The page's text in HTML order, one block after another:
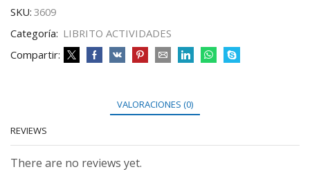
SKU: 3609
Categoría: LIBRITO ACTIVIDADES
Compartir:
VALORACIONES (0)
REVIEWS
There are no reviews yet.